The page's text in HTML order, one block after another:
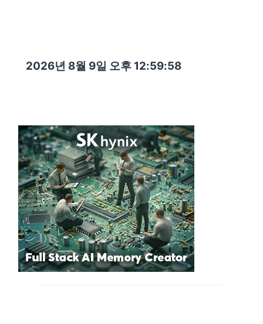
2026년 8월 9일 오후 12:59:59